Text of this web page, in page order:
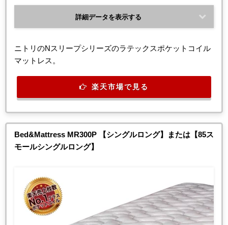
詳細データを表示する
ニトリのNスリープシリーズのラテックスポケットコイル
マットレス。
楽天市場で見る
Bed&Mattress MR300P 【シングルロング】または【85ス
モールシングルロング】